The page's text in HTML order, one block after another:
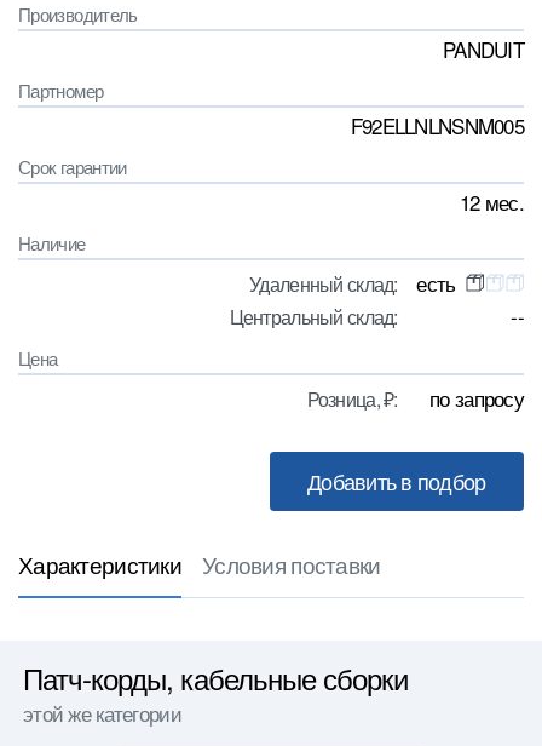
Производитель
PANDUIT
Партномер
F92ELLNLNSNM005
Срок гарантии
12 мес.
Наличие
Удаленный склад: есть
Центральный склад: --
Цена
Розница, ₽: по запросу
Характеристики Условия поставки
Патч-корды, кабельные сборки
этой же категории